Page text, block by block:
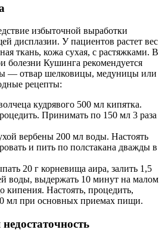
избыточной выработки
дисплазии. У пациентов растет вес
ткань, кожа сухая, с растяжками. В
болезни Кушинга рекомендуется
— отвар шелковицы, медуницы или
рецепты:
кудрявого 500 мл кипятка.
Принимать по 150 мл 3 раза
вербены 200 мл воды. Настоять
и пить по полстакана дважды в
20 г корневища аира, залить 1,5
воды, выдержать 10 минут на малом
кипения. Настоять, процедить,
мл при основных приемах пищи.